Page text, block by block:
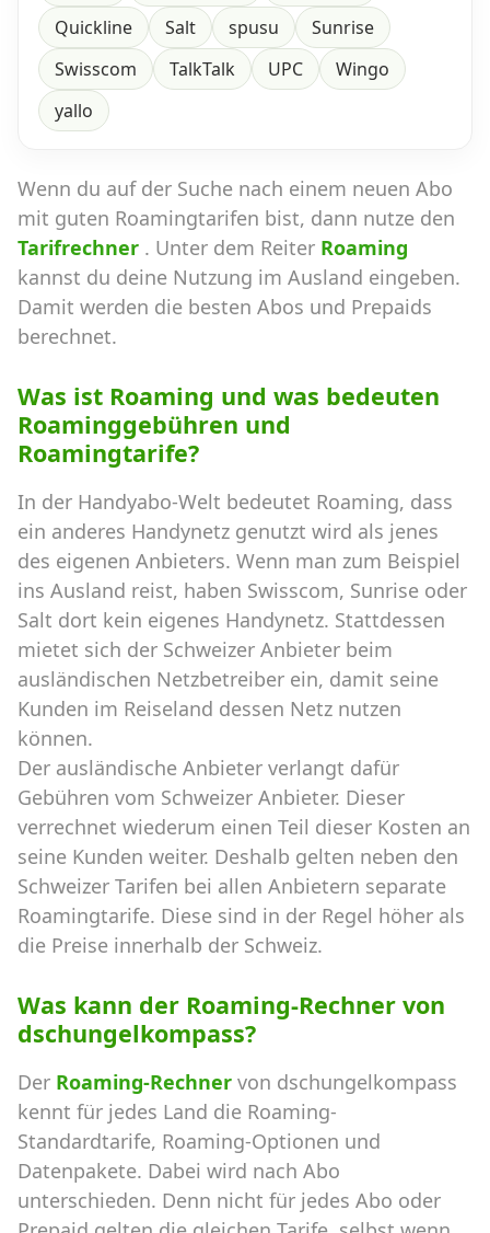
Quickline
Salt spusu
Sunrise
Swisscom
TalkTalk UPC
Wingo
yallo
Wenn du auf der Suche nach einem neuen Abo
mit guten Roamingtarifen bist, dann nutze den
Tarifrechner . Unter dem Reiter Roaming
kannst du deine Nutzung im Ausland eingeben.
Damit werden die besten Abos und Prepaids
berechnet.
Was ist Roaming und was bedeuten
Roaminggebühren und
Roamingtarife?
In der Handyabo-Welt bedeutet Roaming, dass
ein anderes Handynetz genutzt wird als jenes
des eigenen Anbieters. Wenn man zum Beispiel
ins Ausland reist, haben Swisscom, Sunrise oder
Salt dort kein eigenes Handynetz. Stattdessen
mietet sich der Schweizer Anbieter beim
ausländischen Netzbetreiber ein, damit seine
Kunden im Reiseland dessen Netz nutzen
können.
Der ausländische Anbieter verlangt dafür
Gebühren vom Schweizer Anbieter. Dieser
verrechnet wiederum einen Teil dieser Kosten an
seine Kunden weiter. Deshalb gelten neben den
Schweizer Tarifen bei allen Anbietern separate
Roamingtarife. Diese sind in der Regel höher als
die Preise innerhalb der Schweiz.
Was kann der Roaming-Rechner von
dschungelkompass?
Der Roaming-Rechner von dschungelkompass
kennt für jedes Land die Roaming-
Standardtarife, Roaming-Optionen und
Datenpakete. Dabei wird nach Abo
unterschieden. Denn nicht für jedes Abo oder